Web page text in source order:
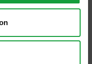
sono due: la
Nestlé e